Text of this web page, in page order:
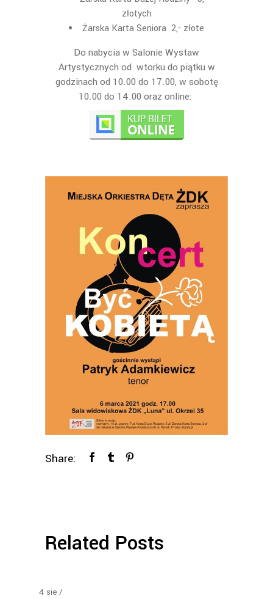
złotych
Żarska Karta Seniora 2,- złote
Do nabycia w Salonie Wystaw
Artystycznych od wtorku do piątku w
godzinach od 10.00 do 17.00, w sobotę
10.00 do 14.00 oraz online:
Share:
Related Posts
4 sie